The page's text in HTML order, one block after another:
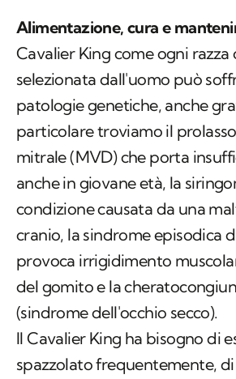
Alimentazione, cura e
Cavalier King come ogni
selezionata dall'uomo può
patologie genetiche, anche
particolare troviamo il
mitrale (MVD) che porta
anche in giovane età, la
condizione causata da una
cranio, la sindrome episodica
provoca irrigidimento
del gomito e la
(sindrome dell'occhio secco).
Il Cavalier King ha bisogno di
spazzolato frequentemente,